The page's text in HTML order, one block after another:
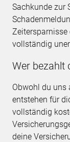
Sachkunde zur
vollständig
Wer bezahlt
Obwohl du uns
entstehen für
vollständig
deine